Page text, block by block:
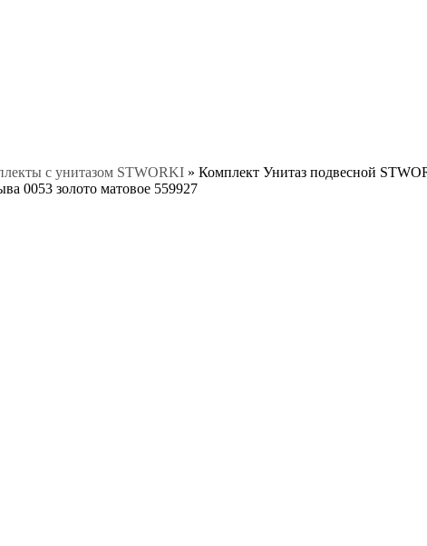
с унитазом STWORKI » Комплект Унитаз подвесной
0053 золото матовое 559927